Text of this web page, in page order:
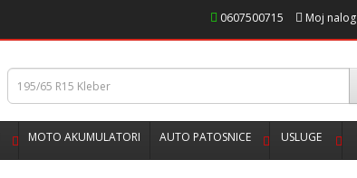
0607500715 Moj nalog
MOTO AKUMULATORI AUTO PATOSNICE USLUGE